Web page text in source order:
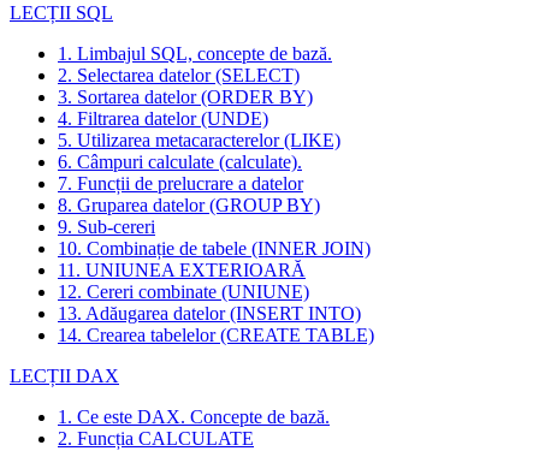
LECȚII SQL
1. Limbajul SQL, concepte de bază.
2. Selectarea datelor (SELECT)
3. Sortarea datelor (ORDER BY)
4. Filtrarea datelor (UNDE)
5. Utilizarea metacaracterelor (LIKE)
6. Câmpuri calculate (calculate).
7. Funcții de prelucrare a datelor
8. Gruparea datelor (GROUP BY)
9. Sub-cereri
10. Combinație de tabele (INNER JOIN)
11. UNIUNEA EXTERIOARĂ
12. Cereri combinate (UNIUNE)
13. Adăugarea datelor (INSERT INTO)
14. Crearea tabelelor (CREATE TABLE)
LECȚII DAX
1. Ce este DAX. Concepte de bază.
2. Funcția CALCULATE